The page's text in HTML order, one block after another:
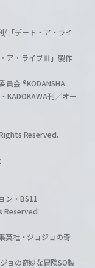
/「デート・ア・ライ
ア・ライブⅢ」製作
員会 ®KODANSHA
KADOKAWA刊／オー
Reserved.
ン・BS11
Reserved.
英社・ジョジョの奇
ョの奇妙な冒険SO製